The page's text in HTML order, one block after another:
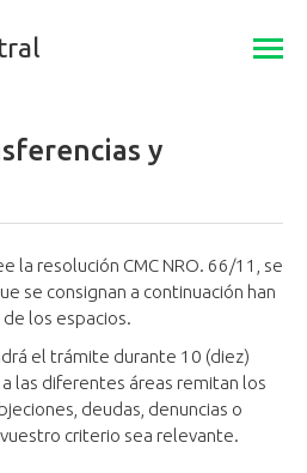
y
la resolución CMC NRO. 66/11, se
se consignan a continuación han
los espacios.
el trámite durante 10 (diez)
las diferentes áreas remitan los
deudas, denuncias o
criterio sea relevante.